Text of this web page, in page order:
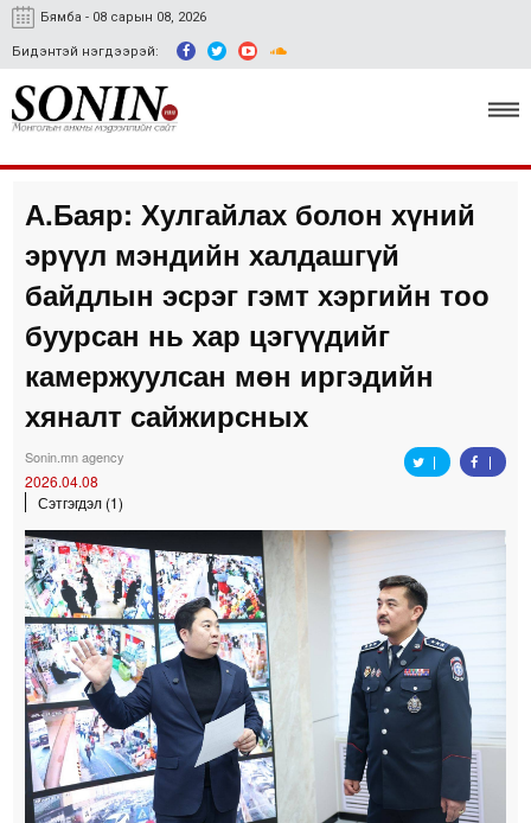
Бямба - 08 сарын 08, 2026
Бидэнтэй нэгдээрэй:
Улс төр, эдийн засаг
Гэмт хэрэг
Спорт
Easy news
А.Баяр: Хулгайлах болон хүний
эрүүл мэндийн халдашгүй
байдлын эсрэг гэмт хэргийн тоо
буурсан нь хар цэгүүдийг
камержуулсан мөн иргэдийн
хяналт сайжирсных
Sonin.mn agency
2026.04.08
Сэтгэгдэл (1)